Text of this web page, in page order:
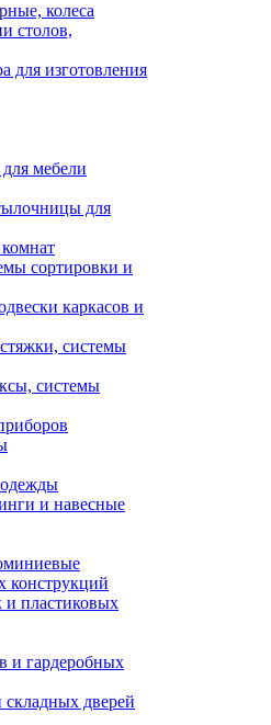
колеса
столов,
для изготовления
мебели
для
сортировки и
каркасов и
системы
системы
и навесные
конструкций
пластиковых
и гардеробных
дверей